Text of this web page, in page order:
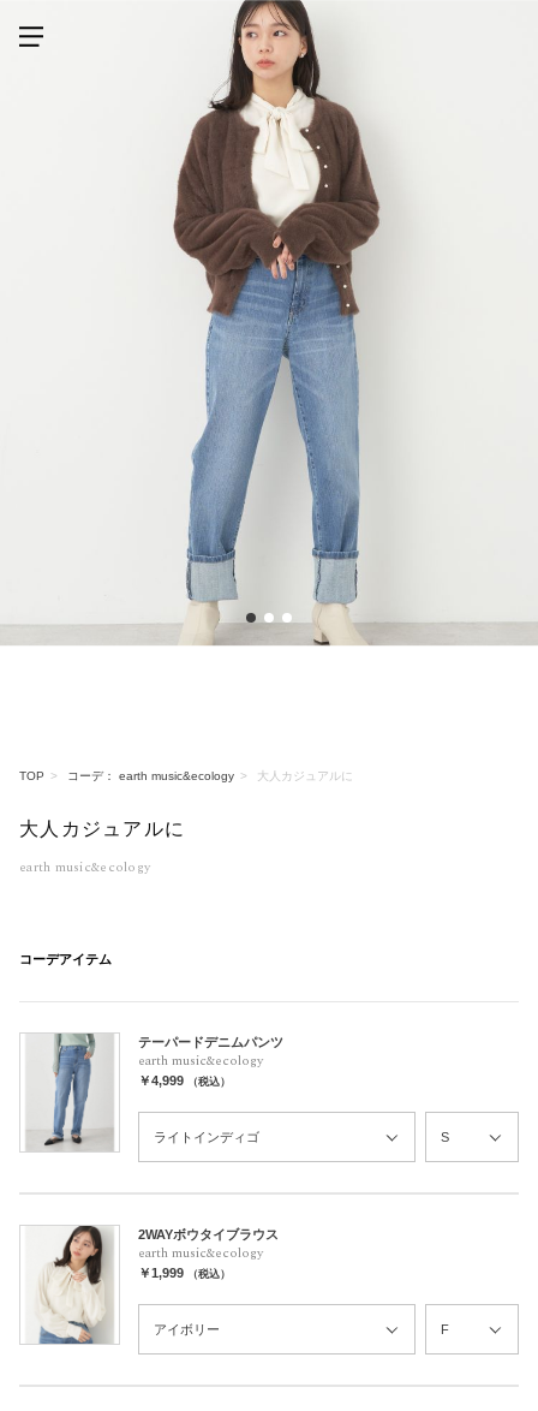
TOP コーデ： earth music&ecology 大人カジュアルに
大人カジュアルに
earth music&ecology
コーデアイテム
テーパードデニムパンツ
earth music&ecology
￥4,999 （税込）
2WAYボウタイブラウス
earth music&ecology
￥1,999 （税込）
1 2